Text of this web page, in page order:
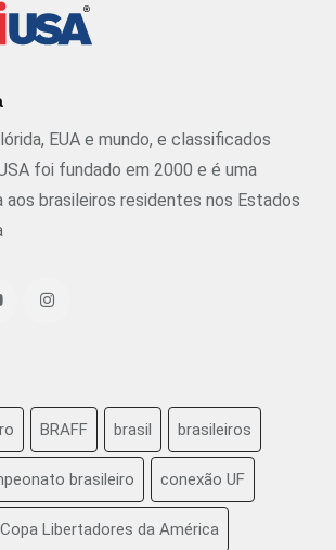
EUA e mundo, e classificados
foi fundado em 2000 e é uma
aos brasileiros residentes nos Estados
BRAFF brasil brasileiros
brasileiro conexão UF
Copa Libertadores da América